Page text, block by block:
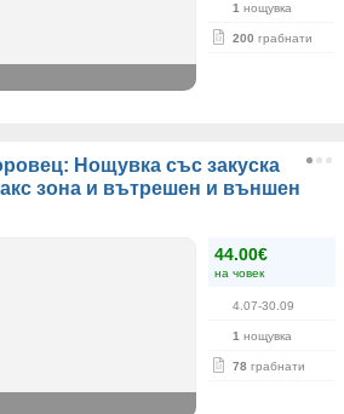
1 нощувка
200 грабнати
Нощувка със закуска
зона и вътрешен и външен
44.00€
на човек
4.07-30.09
1 нощувка
78 грабнати